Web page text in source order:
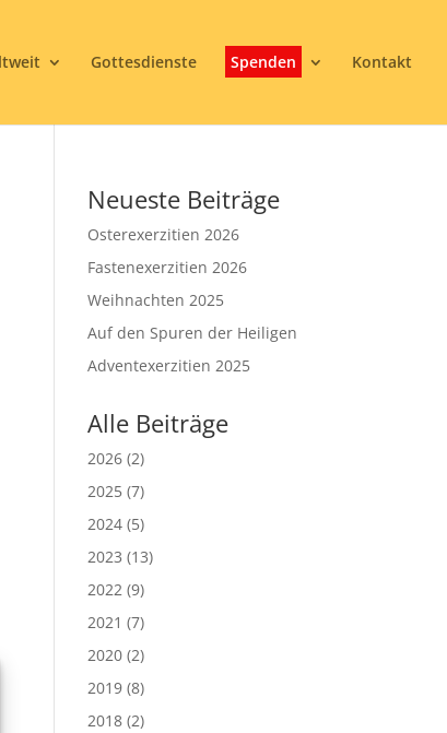
Gottesdienste Spenden Kontakt
Neueste Beiträge
Osterexerzitien 2026
Fastenexerzitien 2026
Weihnachten 2025
Auf den Spuren der Heiligen
Adventexerzitien 2025
Alle Beiträge
2026 (2)
2025 (7)
2024 (5)
2023 (13)
2022 (9)
2021 (7)
2020 (2)
2019 (8)
2018 (2)